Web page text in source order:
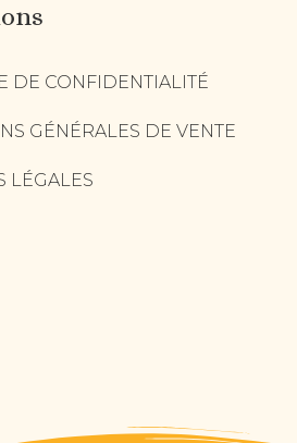
DE CONFIDENTIALITÉ
GÉNÉRALES DE VENTE
LÉGALES